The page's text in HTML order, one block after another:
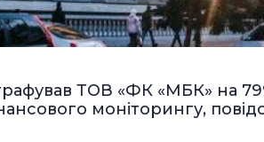
ТОВ «ФК «МБК» на
моніторингу,